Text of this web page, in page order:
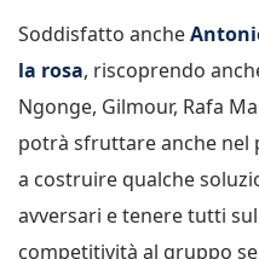
Soddisfatto anche
la rosa, riscoprendo
Ngonge, Gilmour, Rafa
potrà sfruttare anche
a costruire qualche
avversari e tenere tutti
competitività al gruppo